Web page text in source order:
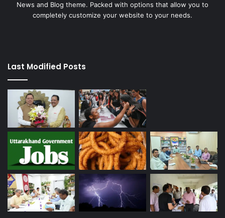
News and Blog theme. Packed with options that allow you to
completely customize your website to your needs.
Last Modified Posts